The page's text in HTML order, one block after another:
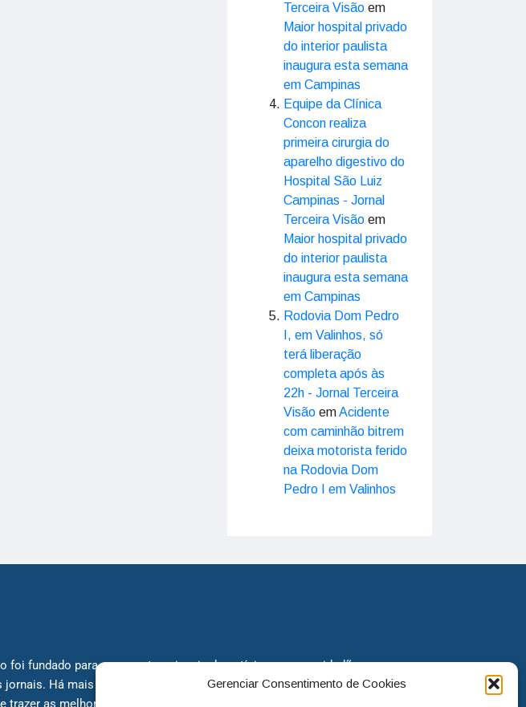
Gerenciar Consentimento de Cookies
Terceira Visão em
Maior hospital privado
do interior paulista
inaugura esta semana
em Campinas
Equipe da Clínica
Concon realiza
primeira cirurgia do
aparelho digestivo do
Hospital São Luiz
Campinas - Jornal
Terceira Visão em
Maior hospital privado
do interior paulista
inaugura esta semana
em Campinas
Rodovia Dom Pedro
I, em Valinhos, só
terá liberação
completa após às
22h - Jornal Terceira
Visão emAcidente
com caminhão bitrem
deixa motorista ferido
na Rodovia Dom
Pedro I em Valinhos
foi fundado para ser uma terceira via de notícias para os cidadãos
Há mais de 30 anos, o jornal continua assumindo o papel
trazer as melhores notícias. Nunca deixamos de lado as